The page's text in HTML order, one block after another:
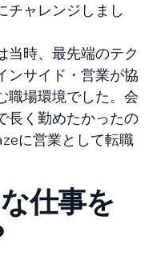
チャレンジしまし
当時、最先端のテク
ンサイド・営業が協
職場環境でした。会
長く勤めたかったの
に営業として転職
仕事を